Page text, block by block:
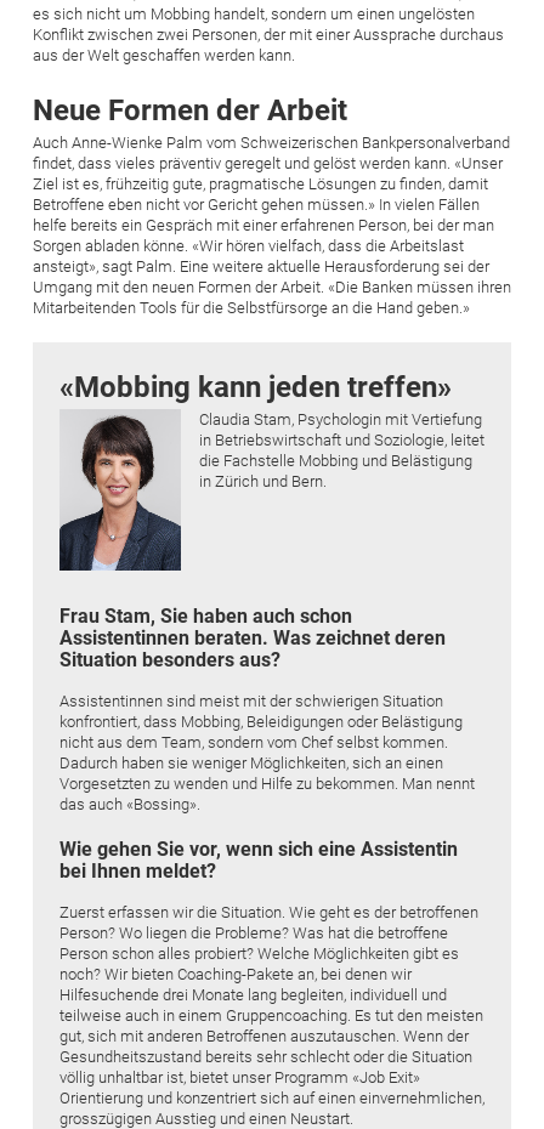
es sich nicht um Mobbing handelt, sondern um einen ungelösten
Konflikt zwischen zwei Personen, der mit einer Aussprache durchaus
aus der Welt geschaffen werden kann.
Neue Formen der Arbeit
Auch Anne-Wienke Palm vom Schweizerischen Bankpersonalverband
findet, dass vieles präventiv geregelt und gelöst werden kann. «Unser
Ziel ist es, frühzeitig gute, pragmatische Lösungen zu finden, damit
Betroffene eben nicht vor Gericht gehen müssen.» In vielen Fällen
helfe bereits ein Gespräch mit einer erfahrenen Person, bei der man
Sorgen abladen könne. «Wir hören vielfach, dass die Arbeitslast
ansteigt», sagt Palm. Eine weitere aktuelle Herausforderung sei der
Umgang mit den neuen Formen der Arbeit. «Die Banken müssen ihren
Mitarbeitenden Tools für die Selbstfürsorge an die Hand geben.»
«Mobbing kann jeden treffen»
Claudia Stam, Psychologin mit Vertiefung
in Betriebswirtschaft und Soziologie, leitet
die Fachstelle Mobbing und Belästigung
in Zürich und Bern.
Frau Stam, Sie haben auch schon
Assistentinnen beraten. Was zeichnet deren
Situation besonders aus?
Assistentinnen sind meist mit der schwierigen Situation
konfrontiert, dass Mobbing, Beleidigungen oder Belästigung
nicht aus dem Team, sondern vom Chef selbst kommen.
Dadurch haben sie weniger Möglichkeiten, sich an einen
Vorgesetzten zu wenden und Hilfe zu bekommen. Man nennt
das auch «Bossing».
Wie gehen Sie vor, wenn sich eine Assistentin
bei Ihnen meldet?
Zuerst erfassen wir die Situation. Wie geht es der betroffenen
Person? Wo liegen die Probleme? Was hat die betroffene
Person schon alles probiert? Welche Möglichkeiten gibt es
noch? Wir bieten Coaching-Pakete an, bei denen wir
Hilfesuchende drei ­Monate lang begleiten, individuell und
teilweise auch in einem Gruppencoaching. Es tut den meisten
gut, sich mit anderen Betroffenen auszutauschen. Wenn der
Gesundheitszustand bereits sehr schlecht oder die Situation
völlig unhaltbar ist, bietet unser Programm «Job Exit»
Orientierung und konzentriert sich auf einen einvernehmlichen,
grosszügigen Ausstieg und einen Neustart.